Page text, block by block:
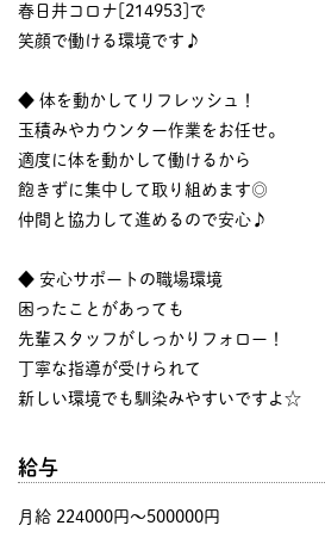
春日井コロナ[214953]で
笑顔で働ける環境です♪
◆ 体を動かしてリフレッシュ！
玉積みやカウンター作業をお任せ。
適度に体を動かして働けるから
飽きずに集中して取り組めます◎
仲間と協力して進めるので安心♪
◆ 安心サポートの職場環境
困ったことがあっても
先輩スタッフがしっかりフォロー！
丁寧な指導が受けられて
新しい環境でも馴染みやすいですよ☆
給与
月給 224000円〜500000円